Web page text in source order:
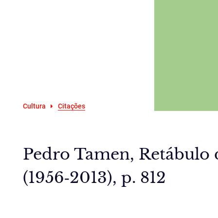
Cultura Citações
Pedro Tamen, Retábulo
(1956‑2013), p. 812